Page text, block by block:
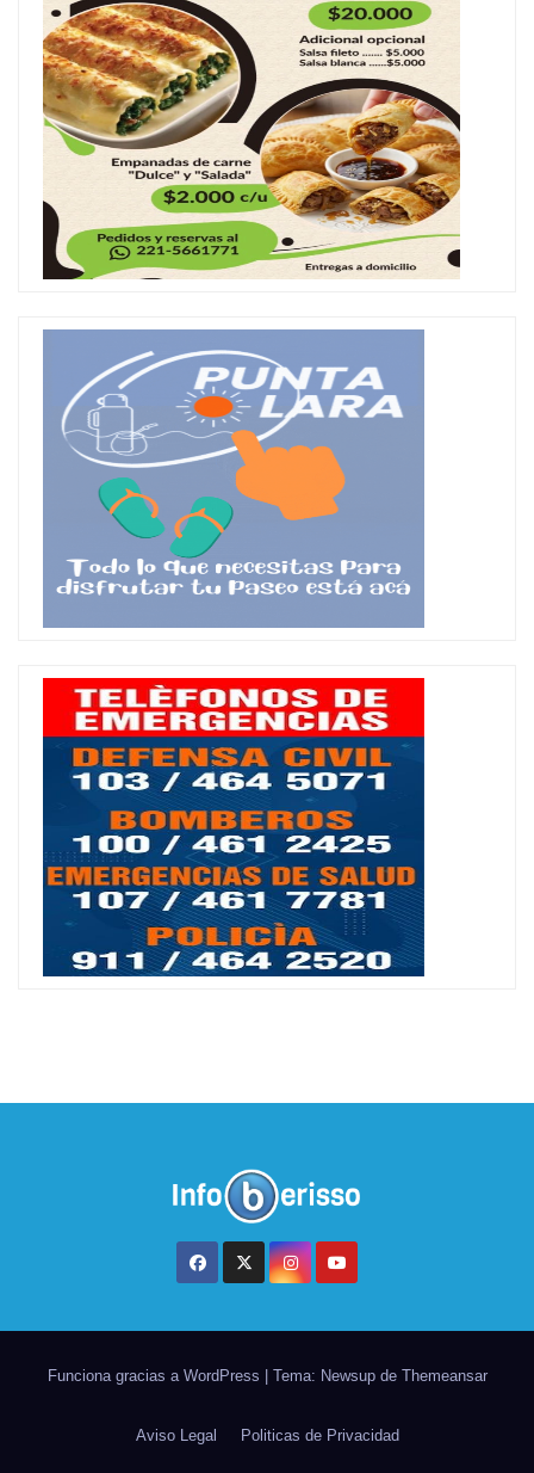
Funciona gracias a WordPress Tema: Newsup de Themeansar
Aviso Legal Politicas de Privacidad